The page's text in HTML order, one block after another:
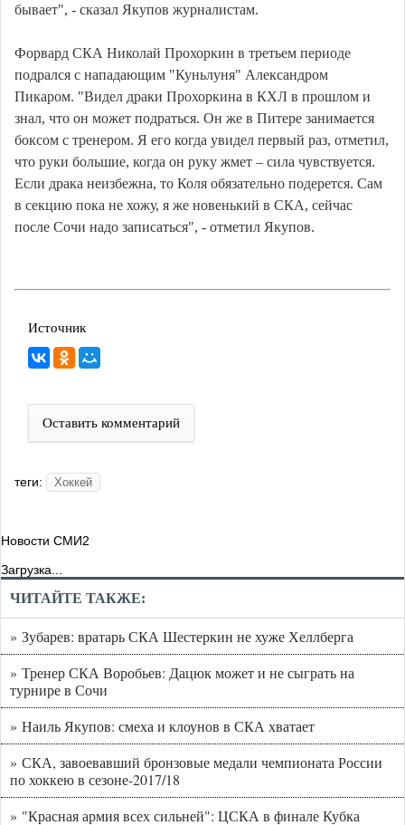
бывает", - сказал Якупов журналистам.
Форвард СКА Николай Прохоркин в третьем периоде
подрался с нападающим "Куньлуня" Александром
Пикаром. "Видел драки Прохоркина в КХЛ в прошлом и
знал, что он может подраться. Он же в Питере занимается
боксом с тренером. Я его когда увидел первый раз, отметил,
что руки большие, когда он руку жмет – сила чувствуется.
Если драка неизбежна, то Коля обязательно подерется. Сам
в секцию пока не хожу, я же новенький в СКА, сейчас
после Сочи надо записаться", - отметил Якупов.
Источник
Оставить комментарий
теги: Хоккей
Новости СМИ2
Загрузка...
ЧИТАЙТЕ ТАКЖЕ:
» Зубарев: вратарь СКА Шестеркин не хуже Хеллберга
» Тренер СКА Воробьев: Дацюк может и не сыграть на
турнире в Сочи
» Наиль Якупов: смеха и клоунов в СКА хватает
» СКА, завоевавший бронзовые медали чемпионата России
по хоккею в сезоне-2017/18
» "Красная армия всех сильней": ЦСКА в финале Кубка